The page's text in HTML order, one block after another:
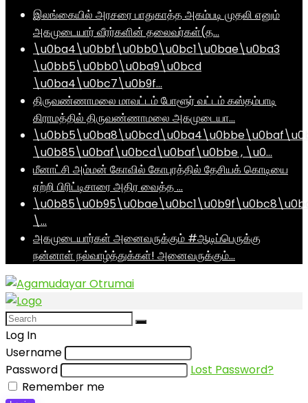
இலங்கையில் அரசரை பாதுகாத்த அகம்படி முதலி எனும்
அகமுடையார் வீரர்களின் தலைவர்கள்(த…
\u0ba4\u0bbf\u0bb0\u0bc1\u0bae\u0ba3
\u0bb5\u0bb0\u0ba9\u0bcd
\u0ba4\u0bc7\u0b9f…
திருவண்ணாமலை மாவட்டம் போளூர் வட்டம் கஸ்தம்பாடி
கிராமத்தில் திருவண்ணாமலை அகமுடையா…
\u0b85\u0baf\u0bcd\u0baf\u0bbe , \u0…
மீனாட்சி அம்மன் கோவில் கோபுரத்தில் தேசியக் கொடியை
ஏற்றி பிரிட்டிசாரை அதிர வைத்த …
\…
அகமுடையார்கள் அனைவருக்கும் #ஆடிப்பெருக்கு
நன்னாள் நல்வாழ்த்துக்கள்! அனைவருக்கும்…
Log In
Username
Password
Lost Password?
Remember me